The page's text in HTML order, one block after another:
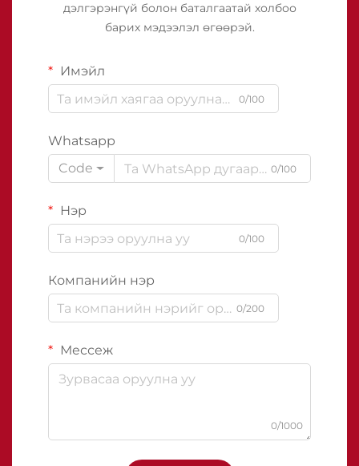
дэлгэрэнгүй болон баталгаатай холбоо
барих мэдээлэл өгөөрэй.
Имэйл
0/100
Whatsapp
Code
0/100
Нэр
0/100
Компанийн нэр
0/200
Мессеж
0/1000